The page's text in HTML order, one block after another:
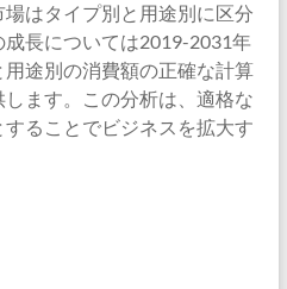
はタイプ別と用途別に区分
長については2019-2031年
途別の消費額の正確な計算
ます。この分析は、適格な
ることでビジネスを拡大す